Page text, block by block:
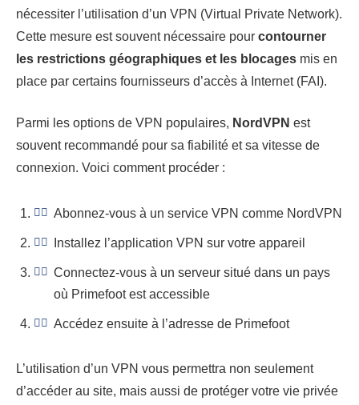
nécessiter l’utilisation d’un VPN (Virtual Private Network).
Cette mesure est souvent nécessaire pour contourner
les restrictions géographiques et les blocages mis en
place par certains fournisseurs d’accès à Internet (FAI).
Parmi les options de VPN populaires, NordVPN est
souvent recommandé pour sa fiabilité et sa vitesse de
connexion. Voici comment procéder :
Abonnez-vous à un service VPN comme NordVPN
Installez l’application VPN sur votre appareil
Connectez-vous à un serveur situé dans un pays
où Primefoot est accessible
Accédez ensuite à l’adresse de Primefoot
L’utilisation d’un VPN vous permettra non seulement
d’accéder au site, mais aussi de protéger votre vie privée